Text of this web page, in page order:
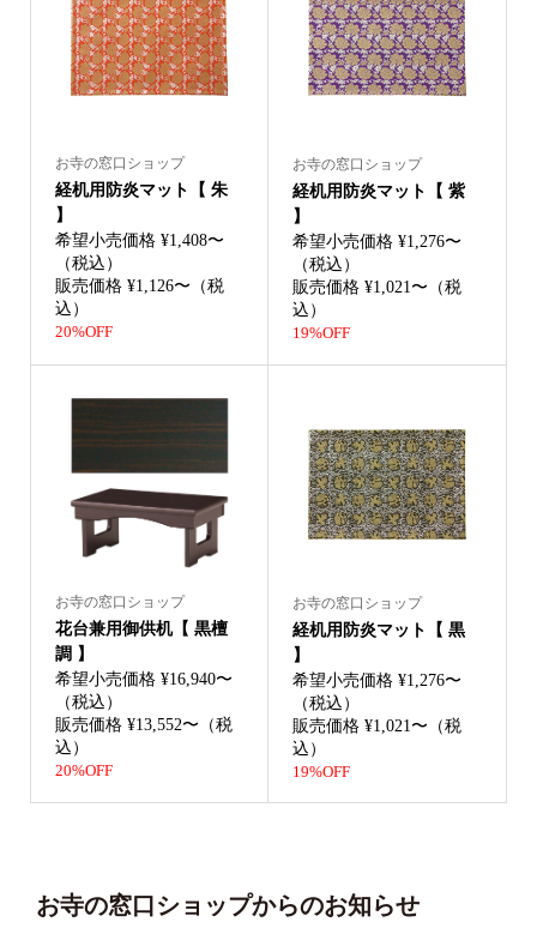
お寺の窓口ショップ
経机用防炎マット【 朱
】
希望小売価格 ¥1,408〜
（税込）
販売価格 ¥1,126〜（税
込）
20%OFF
お寺の窓口ショップ
経机用防炎マット【 紫
】
希望小売価格 ¥1,276〜
（税込）
販売価格 ¥1,021〜（税
込）
19%OFF
お寺の窓口ショップ
花台兼用御供机【 黒檀
調 】
希望小売価格 ¥16,940〜
（税込）
販売価格 ¥13,552〜（税
込）
20%OFF
お寺の窓口ショップ
経机用防炎マット【 黒
】
希望小売価格 ¥1,276〜
（税込）
販売価格 ¥1,021〜（税
込）
19%OFF
お寺の窓口ショップからのお知らせ